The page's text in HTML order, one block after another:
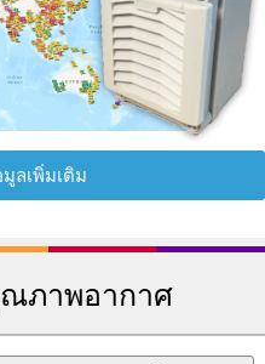
ลเพิ่มเติม
ภาพอากาศ